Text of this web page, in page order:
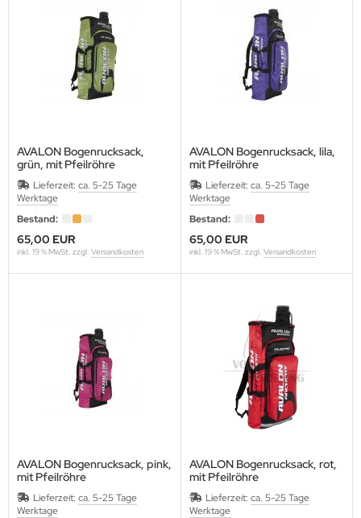
AVALON Bogenrucksack,
grün, mit Pfeilröhre
Maße: H72xB33xT14 cm
Lieferzeit: ca. 5-25 Tage
Werktage
Bestand:
65,00 EUR
inkl. 19 % MwSt. zzgl. Versandkosten
AVALON Bogenrucksack, lila,
mit Pfeilröhre
Maße: H72xB33xT14 cm
Lieferzeit: ca. 5-25 Tage
Werktage
Bestand:
65,00 EUR
inkl. 19 % MwSt. zzgl. Versandkosten
AVALON Bogenrucksack, pink,
mit Pfeilröhre
Maße: H72xB33xT14 cm
Lieferzeit: ca. 5-25 Tage
Werktage
AVALON Bogenrucksack, rot,
mit Pfeilröhre
Maße: H72xB33xT14 cm
Lieferzeit: ca. 5-25 Tage
Werktage
SCHIEßSCHEIBEN
SAVER
BOGENSPORT